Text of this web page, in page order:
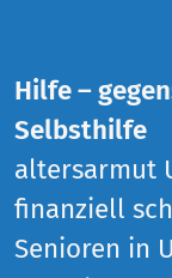
Hilfe –
Selbsthilfe
altersarmut
finanziell
Senioren in